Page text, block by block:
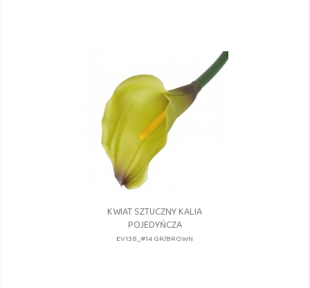
KWIAT SZTUCZNY KALIA
POJEDYŃCZA
EV138_#14 GR/BROWN